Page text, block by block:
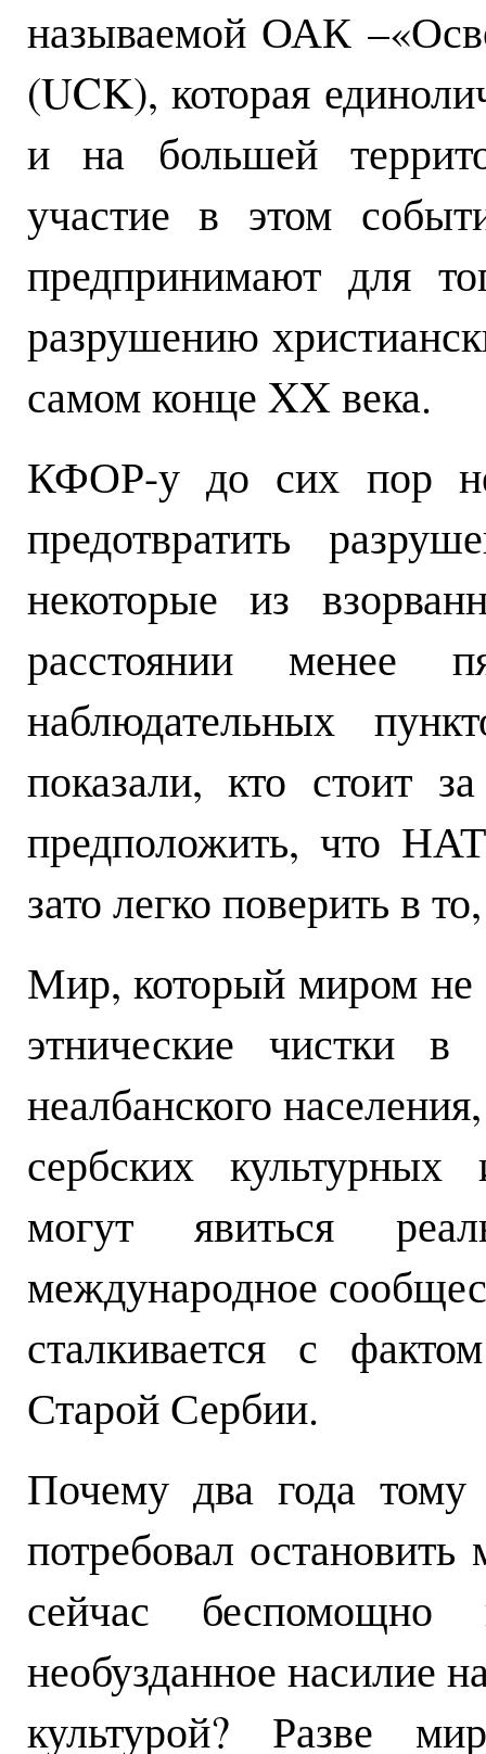
называемой ОАК
(UCK), которая
и на большей
участие в этом
предпринимают для
разрушению
самом конце XX века.
КФОР-у до сих пор не
предотвратить
некоторые из
расстоянии менее
наблюдательных
показали, кто стоит
предположить, что
зато легко поверить в
Мир, который миром не
этнические чистки
неалбанского
сербских
могут явиться
международное
сталкивается с
Старой Сербии.
Почему два года
потребовал
сейчас
необузданное насилие
культурой? Разве